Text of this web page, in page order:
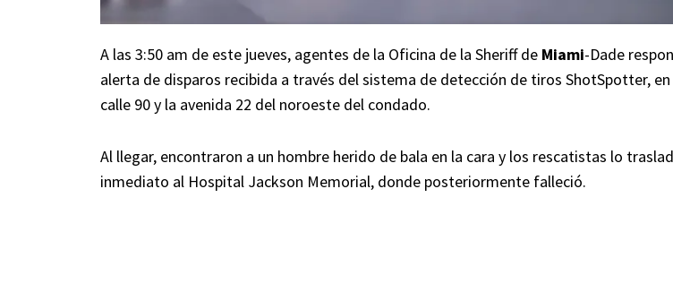
A las 3:50 am de este jueves, agentes de la Oficina de la Sheriff de Miami-Dade
alerta de disparos recibida a través del sistema de detección de tiros ShotSpotter, en
calle 90 y la avenida 22 del noroeste del condado.
Al llegar, encontraron a un hombre herido de bala en la cara y los rescatistas lo
inmediato al Hospital Jackson Memorial, donde posteriormente falleció.